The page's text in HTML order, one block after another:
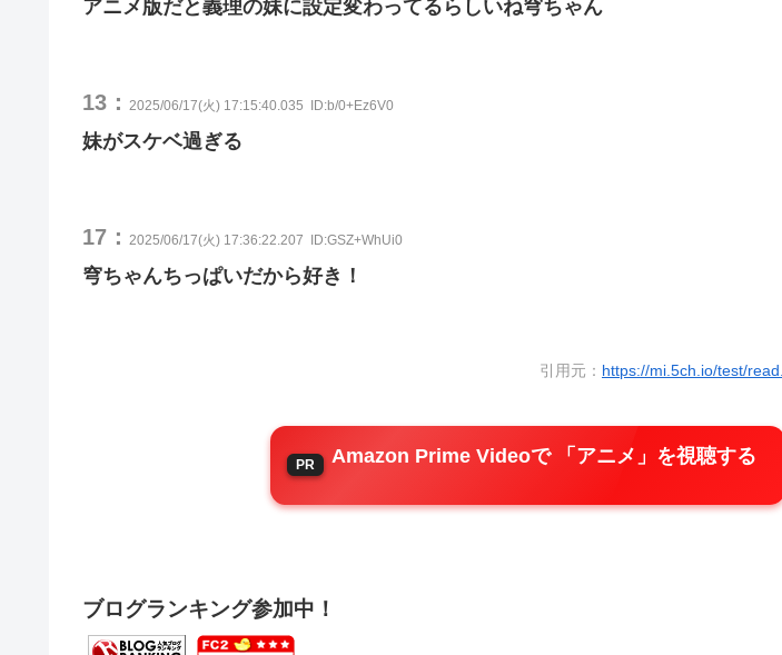
アニメ版だと義理の妹に設定変わってるらしいね穹ちゃん
13： 2025/06/17(火) 17:15:40.035 ID:b/0+Ez6V0
妹がスケベ過ぎる
17： 2025/06/17(火) 17:36:22.207 ID:GSZ+WhUi0
穹ちゃんちっぱいだから好き！
引用元： https://mi.5ch.io/test/
Amazon Prime Videoで 「アニメ」を視聴する
ブログランキング参加中！